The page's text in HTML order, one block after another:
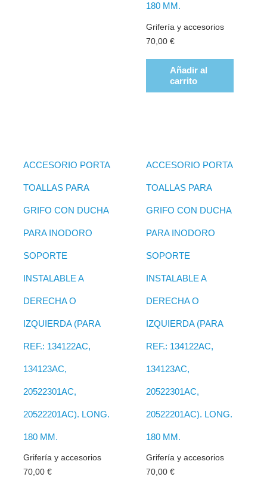
180 MM.
Grifería y accesorios
70,00 €
Añadir al
carrito
ACCESORIO PORTA
TOALLAS PARA
GRIFO CON DUCHA
PARA INODORO
SOPORTE
INSTALABLE A
DERECHA O
IZQUIERDA (PARA
REF.: 134122AC,
134123AC,
20522301AC,
20522201AC). LONG.
180 MM.
Grifería y accesorios
70,00€
ACCESORIO PORTA
TOALLAS PARA
GRIFO CON DUCHA
PARA INODORO
SOPORTE
INSTALABLE A
DERECHA O
IZQUIERDA (PARA
REF.: 134122AC,
134123AC,
20522301AC,
20522201AC). LONG.
180 MM.
Grifería y accesorios
70,00 €